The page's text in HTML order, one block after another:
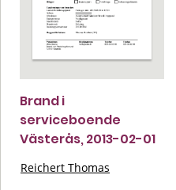
Brand i
serviceboende
Västerås, 2013-02-01
Reichert Thomas